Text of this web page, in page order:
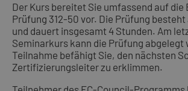
Der Kurs bereitet Sie umfassend auf die
Prüfung 312-50 vor. Die Prüfung besteht
und dauert insgesamt 4 Stunden. Am
Seminarkurs kann die Prüfung abgelegt
Teilnahme befähigt Sie, den nächsten
Zertifizierungsleiter zu erklimmen.